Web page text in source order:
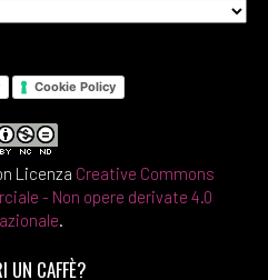
Cookie Policy
Licenza Creative Commons
- Non opere derivate 4.0
.
UN CAFFÈ?